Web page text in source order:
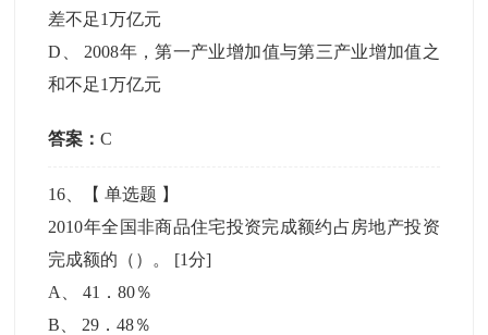
差不足1万亿元
D
2008年，第一产业增加值与第三产业增加值之
和不足1万亿元
答案：C
16 、【单选题 】
2010年全国非商品住宅投资完成额约占房地产投资
完成额的（）。 [1分]
A
、41．80％
B
29．48％